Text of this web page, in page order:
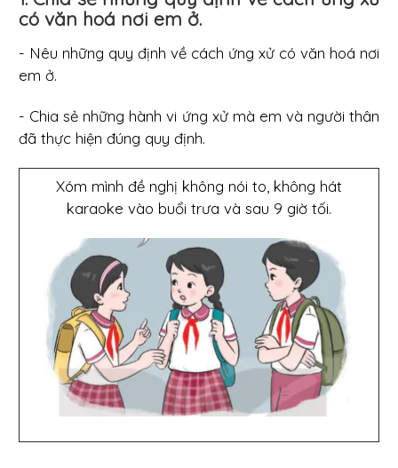
có văn hoá nơi em ở.
- Nêu những quy định về cách ứng xử có văn hoá nơi
em ở.
- Chia sẻ những hành vi ứng xử mà em và người thân
đã thực hiện đúng quy định.
Xóm mình đề nghị không nói to, không hát
karaoke vào buổi trưa và sau 9 giờ tối.